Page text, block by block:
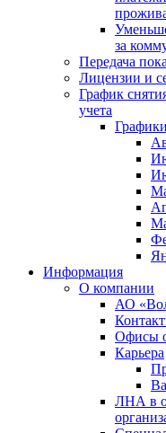
за
Передача
Лицензии и
График
учета
Информация
О компании
АО
Офисы
Карьера
ЛНА в